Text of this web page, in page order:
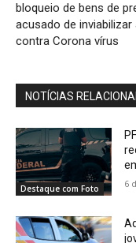
bloqueio de bens de
acusado de inviabilizar
contra Corona vírus
NOTÍCIAS
Destaque com Foto 6